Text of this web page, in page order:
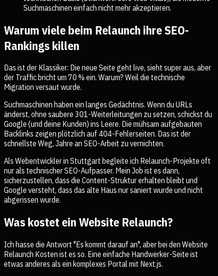
Suchmaschinen einfach nicht mehr akzeptieren.
Warum viele beim Relaunch ihre SEO-
Rankings killen
Das ist der Klassiker: Die neue Seite geht live, sieht super aus, aber
der Traffic bricht um 70 % ein. Warum? Weil die technische
Migration versaut wurde.
Suchmaschinen haben ein langes Gedächtnis. Wenn du URLs
änderst, ohne saubere 301-Weiterleitungen zu setzen, schickst du
Google (und deine Kunden) ins Leere. Die mühsam aufgebauten
Backlinks zeigen plötzlich auf 404-Fehlerseiten. Das ist der
schnellste Weg, Jahre an SEO-Arbeit zu vernichten.
Als Webentwickler in Stuttgart begleite ich Relaunch-Projekte oft
nur als technischer SEO-Aufpasser. Mein Job ist es dann,
sicherzustellen, dass die Content-Struktur erhalten bleibt und
Google versteht, dass das alte Haus nur saniert wurde und nicht
abgerissen wurde.
Was kostet ein Website Relaunch?
Ich hasse die Antwort "Es kommt darauf an", aber bei den Website
Relaunch Kosten ist es so. Eine einfache Handwerker-Seite ist
etwas anderes als ein komplexes Portal mit Next.js.